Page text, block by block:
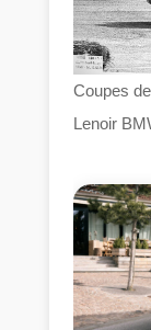
Coupes
Lenoir